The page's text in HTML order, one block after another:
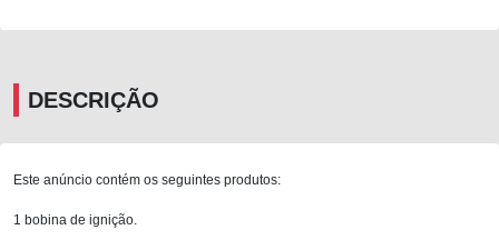
DESCRIÇÃO
Este anúncio contém os seguintes produtos:
1 bobina de ignição.